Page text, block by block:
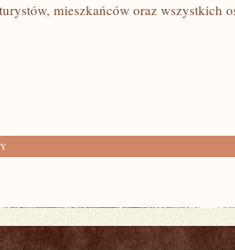
mieszkańców oraz wszystkich